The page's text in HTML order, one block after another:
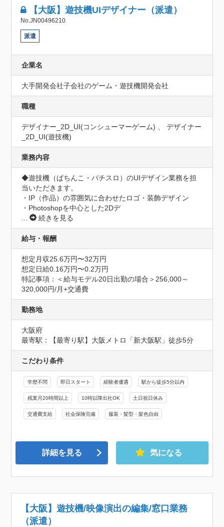
【大阪】遊技機UIデザイナー（派遣）
No.JN00496210
派遣
企業名
大手開発会社子会社のゲーム・遊技機開発会社
職種
デザイナー_2D_UI(コンシューマーゲーム) 、 デザイナー
_2D_UI(遊技機)
業務内容
◆遊技機（ぱちんこ・パチスロ）のUIデザイン業務を担
当いただきます。
・IP（作品）の雰囲気に合わせたロゴ・装飾デザイン
・Photoshopを中心とした2Dデ
...
続きを見る
給与・報酬
想定月収25.6万円〜32万円
想定日給0.16万円〜0.2万円
特記事項：＜給与モデル20日出勤の場合＞256,000～
320,000円/月+交通費
勤務地
大阪府
最寄駅：【最寄り駅】大阪メトロ「新大阪駅」徒歩5分
こだわり条件
学歴不問 即日スタート 経験者優遇 駅から徒歩5分以内
残業月20時間以上 10時以降出社OK 土日祝日休み
交通費支給 社会保険完備 服装・髪型・髪色自由
詳細を見る 気になる
【大阪】遊技機/映像演出の編集/窓口業務
（派遣）